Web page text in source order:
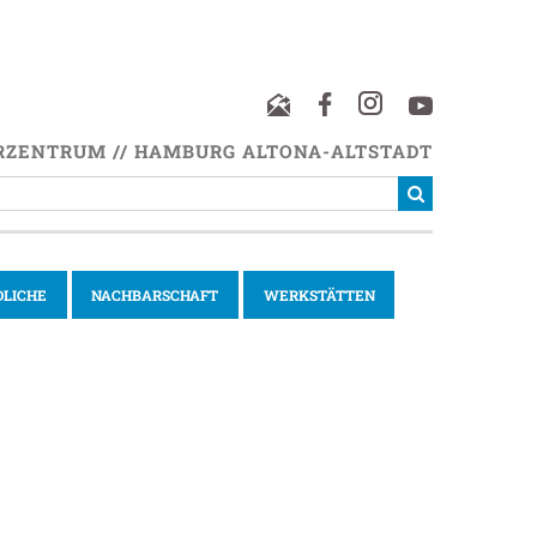
// HAMBURG ALTONA-ALTSTADT
NACHBARSCHAFT WERKSTÄTTEN